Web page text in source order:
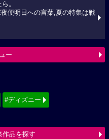
。
夜便明日への言葉,夏の特集は戦
ー
#ディズニー
作品を探す